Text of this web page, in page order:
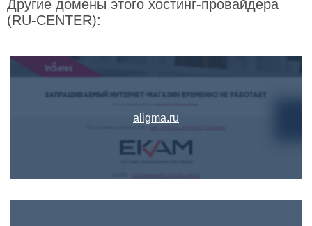
Другие домены этого хостинг-провайдера
(RU-CENTER):
aligma.ru